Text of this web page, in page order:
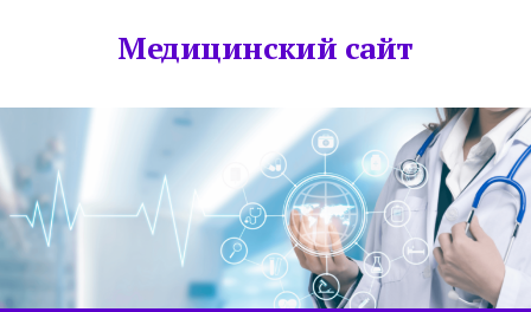
Медицинский сайт